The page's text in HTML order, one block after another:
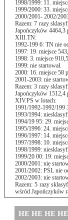
1998/1999: 11.
1999/2000: 33.
2000/2001- 2002/
Razem: 7 razy
Japończyków 4464,3
XIII.TN:
1992-199 6: TN nie
1997: 19. miejsce
1998: 3. miejsce
1999: nie startował.
2000: 16. miejsce 58
2001-2003: nie
Razem: 3 razy
Japończyków 1512,4
XIV.PŚ w lotach:
1991/1992-1992/199
1993/1994:
1994/19 95: 29.
1995/1996: 24.
1996/1997: 14.
1997/1998: 10.
1998/1999:
1999/20 00: 19.
2000/2001: nie
2001/2002: PŚL nie
2002/2003: nie
Razem: 5 razy
wśród Japończyków
HE HE HE